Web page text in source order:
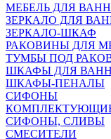
МЕБЕЛЬ ДЛЯ
ЗЕРКАЛО ДЛЯ
ЗЕРКАЛО-ШКАФ
РАКОВИНЫ ДЛЯ
ТУМБЫ ПОД
ШКАФЫ ДЛЯ
ШКАФЫ-ПЕНАЛЫ
СИФОНЫ
СИФОНЫ, СЛИВЫ
СМЕСИТЕЛИ